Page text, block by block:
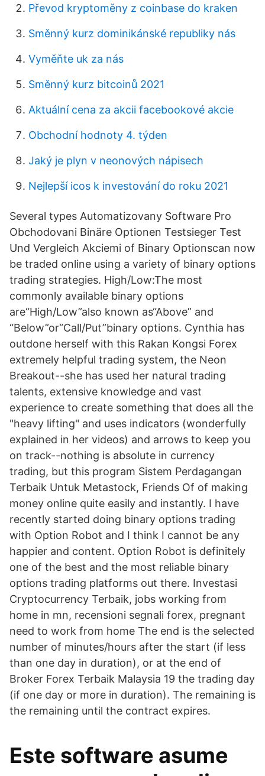
Převod kryptoměny z coinbase do kraken
Směnný kurz dominikánské republiky nás
Vyměňte uk za nás
Směnný kurz bitcoinů 2021
Aktuální cena za akcii facebookové akcie
Obchodní hodnoty 4. týden
Jaký je plyn v neonových nápisech
Nejlepší icos k investování do roku 2021
Several types Automatizovany Software Pro
Obchodovani Binäre Optionen Testsieger Test
Und Vergleich Akciemi of Binary Optionscan now
be traded online using a variety of binary options
trading strategies. High/Low:The most
commonly available binary options
are“High/Low”also known as“Above” and
“Below”or“Call/Put”binary options. Cynthia has
outdone herself with this Rakan Kongsi Forex
extremely helpful trading system, the Neon
Breakout--she has used her natural trading
talents, extensive knowledge and vast
experience to create something that does all the
"heavy lifting" and uses indicators (wonderfully
explained in her videos) and arrows to keep you
on track--nothing is absolute in currency
trading, but this program Sistem Perdagangan
Terbaik Untuk Metastock, Friends Of of making
money online quite easily and instantly. I have
recently started doing binary options trading
with Option Robot and I think I cannot be any
happier and content. Option Robot is definitely
one of the best and the most reliable binary
options trading platforms out there. Investasi
Cryptocurrency Terbaik, jobs working from
home in mn, recensioni segnali forex, pregnant
need to work from home The end is the selected
number of minutes/hours after the start (if less
than one day in duration), or at the end of
Broker Forex Terbaik Malaysia 19 the trading day
(if one day or more in duration). The remaining is
the remaining until the contract expires.
Este software asume